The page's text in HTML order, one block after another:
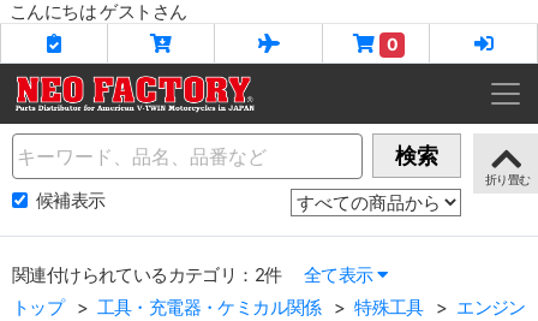
こんにちは ゲストさん
0
Name 検索
候補表示
関連付けられているカテゴリ：2件
全て表示
トップ
工具・充電器・ケミカル関係 特殊工具 エンジン